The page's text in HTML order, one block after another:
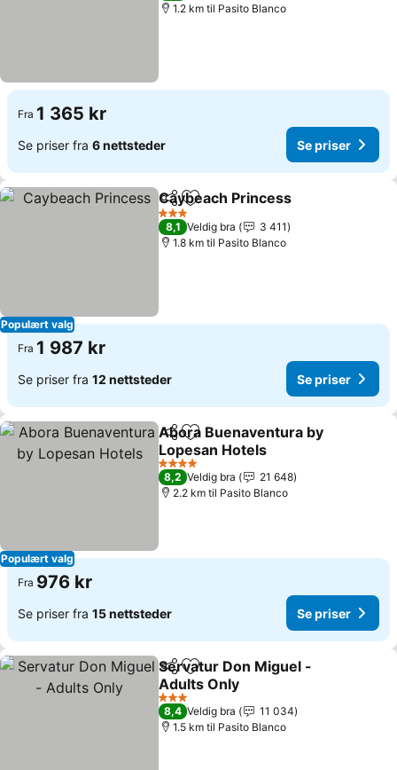
1.2 km til Pasito Blanco
Fra 1 365 kr
Se priser fra 6 nettsteder Se priser
Populært valg
Del Legg til i favoritter
Caybeach Princess
3 Stjerner
8,1 Veldig bra
3 411
1.8 km til Pasito Blanco
Fra 1 987 kr
Se priser fra 12 nettsteder Se priser
Populært valg
Del Legg til i favoritter
Abora Buenaventura by
Lopesan Hotels
Se priser
4 Stjerner
8,2 Veldig bra
21 648
2.2 km til Pasito Blanco
Fra 976 kr
Se priser fra 15 nettsteder Se priser
Del Legg til i favoritter
Servatur Don Miguel -
Adults Only
Se priser
3 Stjerner
8,4 Veldig bra
11 034
1.5 km til Pasito Blanco